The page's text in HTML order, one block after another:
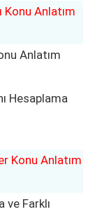
Konu Anlatım
Anlatım
Hesaplama
Konu Anlatım
Farklı